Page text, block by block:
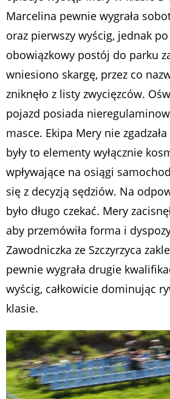
Marcelina pewnie wygrała
oraz pierwszy wyścig, jednak
obowiązkowy postój do parku
wniesiono skargę, przez co
zniknęło z listy zwycięzców.
pojazd posiada
masce. Ekipa Mery nie
były to elementy wyłącznie
wpływające na osiągi
się z decyzją sędziów. Na
było długo czekać. Mery
aby przemówiła forma i
Zawodniczka ze Szczyrzyca
pewnie wygrała drugie
wyścig, całkowicie dominując
klasie.